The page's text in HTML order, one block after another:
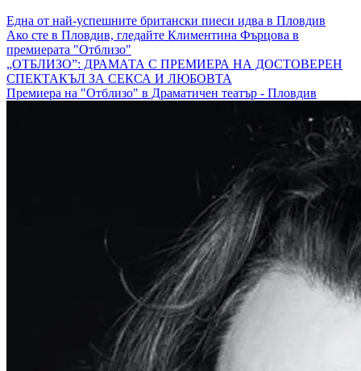
Една от най-успешните британски пиеси идва в Пловдив
Ако сте в Пловдив, гледайте Климентина Фърцова в
премиерата "Отблизо"
„ОТБЛИЗО”: ДРАМАТА С ПРЕМИЕРА НА ДОСТОВЕРЕН
СПЕКТАКЪЛ ЗА СЕКСА И ЛЮБОВТА
Премиера на "Отблизо" в Драматичен театър - Пловдив